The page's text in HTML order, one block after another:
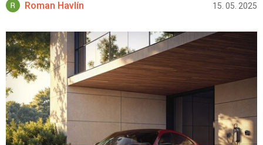
DALŠÍ
Roman Havlín 15. 05. 2025